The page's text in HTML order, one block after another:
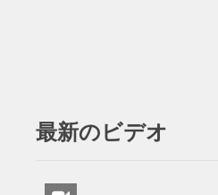
最新のビデオ